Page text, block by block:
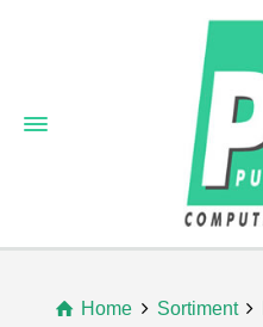
Home Sortiment